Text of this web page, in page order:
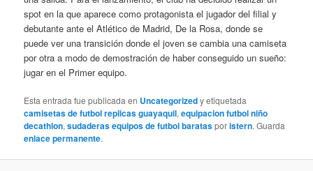
spot en la que aparece como protagonista el jugador del filial y
debutante ante el Atlético de Madrid, De la Rosa, donde se
puede ver una transición donde el joven se cambia una camiseta
por otra a modo de demostración de haber conseguido un sueño:
jugar en el Primer equipo.
Esta entrada fue publicada en Uncategorizedy etiquetada
camisetas de futbol replicas guayaquil,equipacion futbol niño
decathlon,sudaderas equipos de futbol baratasporistern. Guarda
enlace permanente.